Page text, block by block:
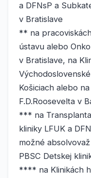
a DFNsP a
v Bratislave
** na
ústavu alebo
v Bratislave, na
Košiciach alebo
F.D.Roosevelta v
*** na
kliniky LFUK a
možné
PBSC Detskej
**** na Klinikách